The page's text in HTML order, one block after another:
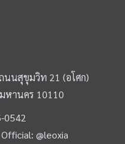
นนสุขุมวิท 21 (อโศก)
หานคร 10110
0542
Official:@leoxia